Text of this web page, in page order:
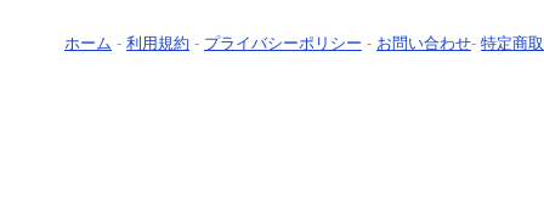
ホーム - 利用規約 - プライバシーポリシー - お問い合わせ- 特定商